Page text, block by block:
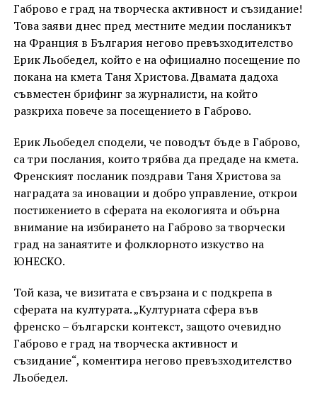
Габрово е град на творческа активност и съзидание!
Това заяви днес пред местните медии посланикът
на Франция в България негово превъзходителство
Ерик Льобедел, който е на официално посещение по
покана на кмета Таня Христова. Двамата дадоха
съвместен брифинг за журналисти, на който
разкриха повече за посещението в Габрово.
Ерик Льобедел сподели, че поводът бъде в Габрово,
са три послания, които трябва да предаде на кмета.
Френският посланик поздрави Таня Христова за
наградата за иновации и добро управление, открои
постижението в сферата на екологията и обърна
внимание на избирането на Габрово за творчески
град на занаятите и фолклорното изкуство на
ЮНЕСКО.
Той каза, че визитата е свързана и с подкрепа в
сферата на културата. „Културната сфера във
френско – български контекст, защото очевидно
Габрово е град на творческа активност и
съзидание“, коментира негово превъзходителство
Льобедел.